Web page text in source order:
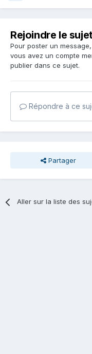
Rejoindre le
Pour poster un
vous avez un compte
publier dans ce sujet.
Répondre à ce
Partager
Aller sur la liste des